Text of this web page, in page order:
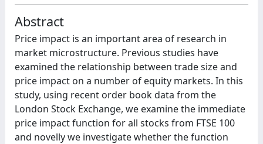
Abstract
Price impact is an important area of research in
market microstructure. Previous studies have
examined the relationship between trade size and
price impact on a number of equity markets. In this
study, using recent order book data from the
London Stock Exchange, we examine the immediate
price impact function for all stocks from FTSE 100
and novelly we investigate whether the function